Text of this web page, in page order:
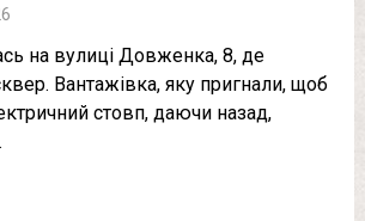
на вулиці Довженка, 8, де
Вантажівка, яку пригнали, щоб
стовп, даючи назад,